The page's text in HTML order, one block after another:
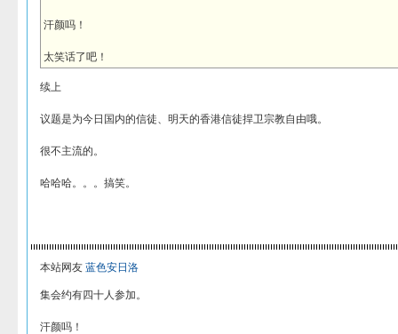
汗颜吗！
太笑话了吧！
续上
议题是为今日国内的信徒、明天的香港信徒捍卫宗教自由哦。
很不主流的。
哈哈哈。。。搞笑。
本站网友 蓝色安日洛
集会约有四十人参加。
汗颜吗！